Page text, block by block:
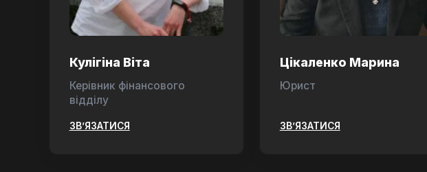
Кулігіна Віта
Керівник фінансового
відділу
ЗВ’ЯЗАТИСЯ
Цікаленко Марина
Юрист
ЗВ’ЯЗАТИСЯ